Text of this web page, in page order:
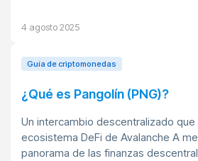
4 agosto 2025
Guía de criptomonedas
¿Qué es Pangolín (PNG)?
Un intercambio descentralizado que
ecosistema DeFi de Avalanche A
panorama de las finanzas